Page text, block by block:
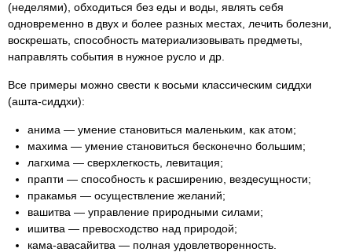
(неделями), обходиться без еды и воды, являть себя
одновременно в двух и более разных местах, лечить болезни,
воскрешать, способность материализовывать предметы,
направлять события в нужное русло и др.
Все примеры можно свести к восьми классическим сиддхи
(ашта-сиддхи):
анима — умение становиться маленьким, как атом;
махима — умение становиться бесконечно большим;
лагхима — сверхлегкость, левитация;
прапти — способность к расширению, вездесущности;
пракамья — осуществление желаний;
вашитва — управление природными силами;
ишитва — превосходство над природой;
кама-авасайитва — полная удовлетворенность.